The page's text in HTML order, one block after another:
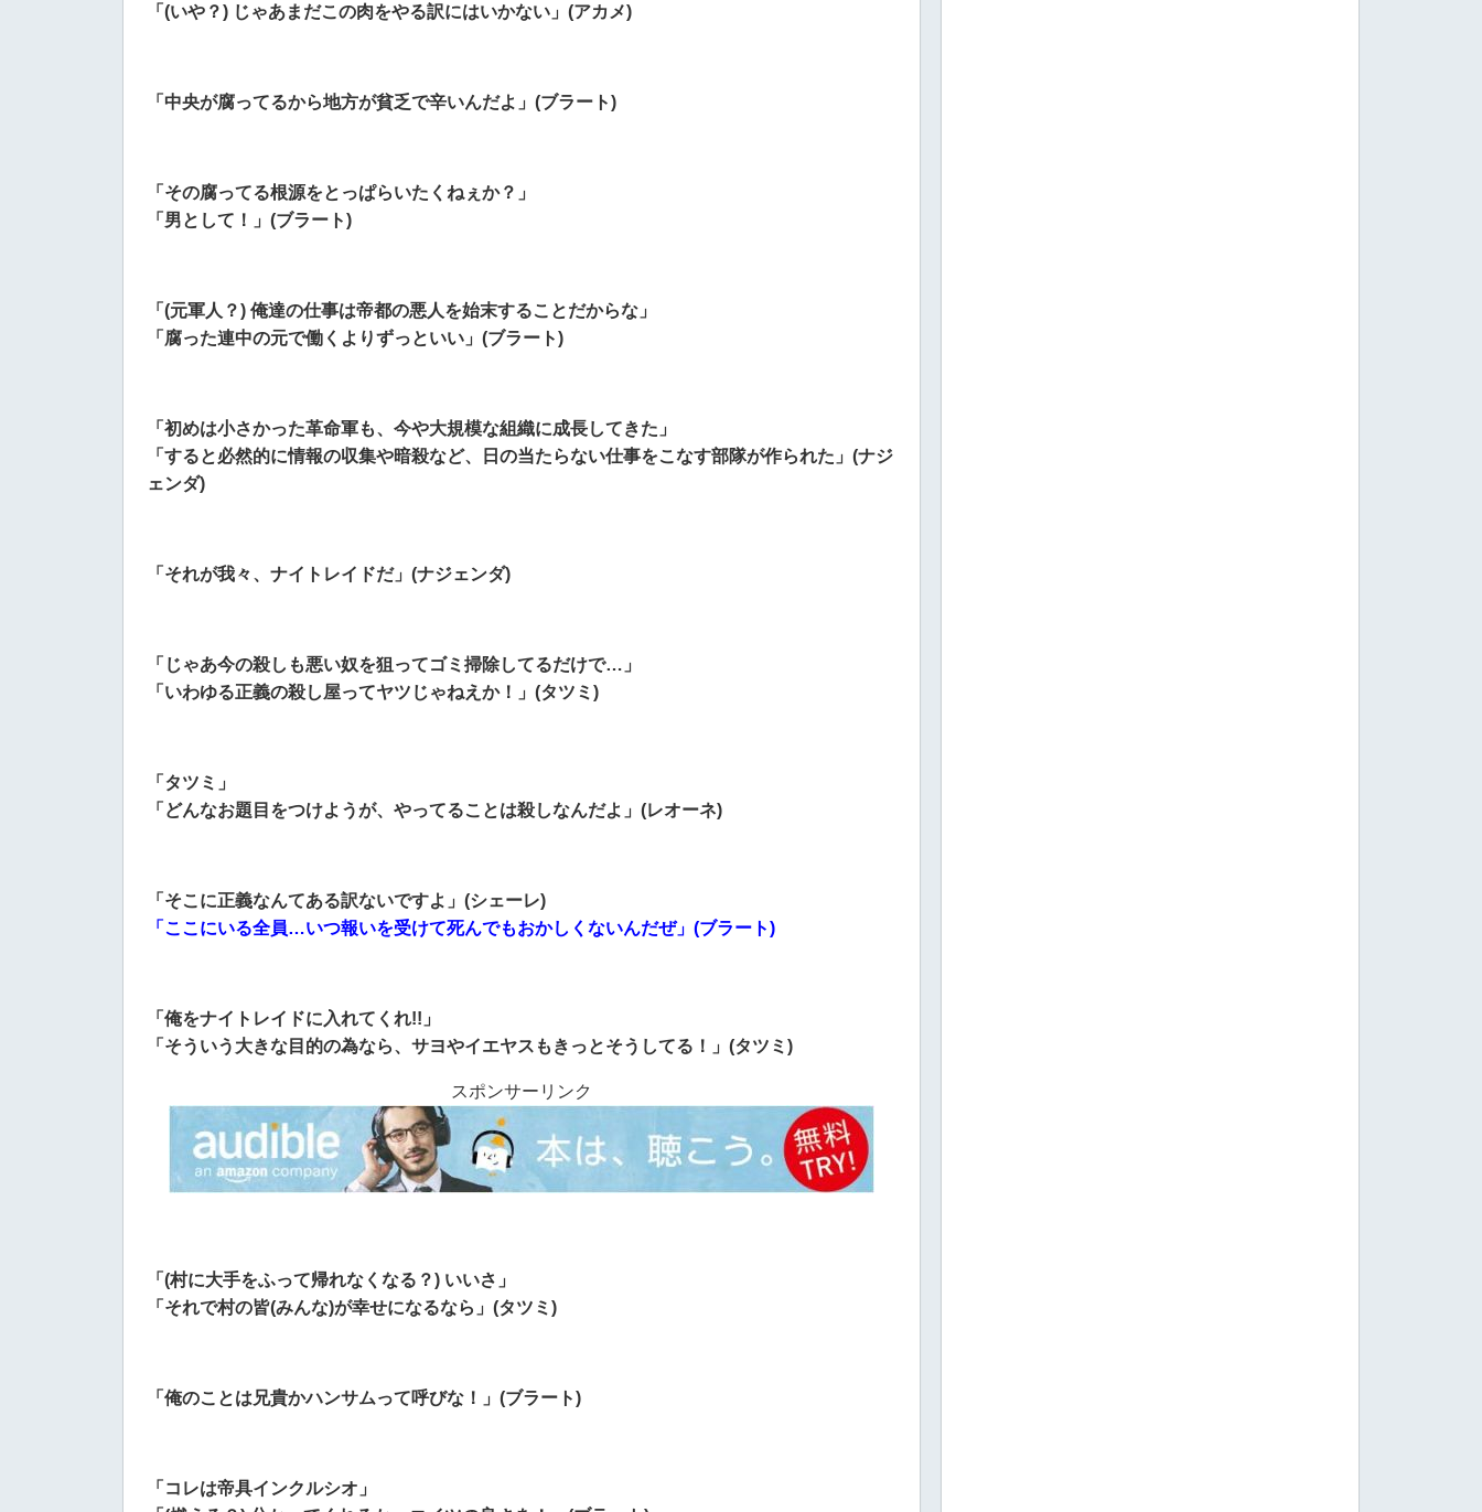
「(いや？) じゃあまだこの肉をやる訳にはいかない」(アカメ)
「中央が腐ってるから地方が貧乏で辛いんだよ」(ブラート)
「その腐ってる根源をとっぱらいたくねぇか？」
「男として！」(ブラート)
「(元軍人？) 俺達の仕事は帝都の悪人を始末することだからな」
「腐った連中の元で働くよりずっといい」(ブラート)
「初めは小さかった革命軍も、今や大規模な組織に成長してきた」
「すると必然的に情報の収集や暗殺など、日の当たらない仕事をこなす部隊が作られた」(ナジ
ェンダ)
「それが我々、ナイトレイドだ」(ナジェンダ)
「じゃあ今の殺しも悪い奴を狙ってゴミ掃除してるだけで…」
「いわゆる正義の殺し屋ってヤツじゃねえか！」(タツミ)
「タツミ」
「どんなお題目をつけようが、やってることは殺しなんだよ」(レオーネ)
「そこに正義なんてある訳ないですよ」(シェーレ)
「ここにいる全員…いつ報いを受けて死んでもおかしくないんだぜ」(ブラート)
「俺をナイトレイドに入れてくれ!!」
「そういう大きな目的の為なら、サヨやイエヤスもきっとそうしてる！」(タツミ)
スポンサーリンク
「(村に大手をふって帰れなくなる？) いいさ」
「それで村の皆(みんな)が幸せになるなら」(タツミ)
「俺のことは兄貴かハンサムって呼びな！」(ブラート)
「コレは帝具インクルシオ」